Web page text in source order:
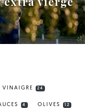
VINAIGRE 24
4 OLIVES 12